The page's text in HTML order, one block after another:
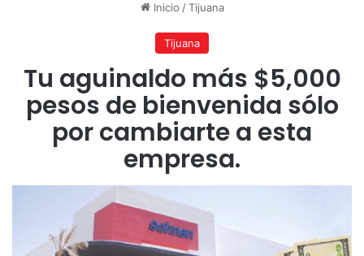
Inicio / Tijuana
Tijuana
Tu aguinaldo más $5,000
pesos de bienvenida sólo
por cambiarte a esta
empresa.